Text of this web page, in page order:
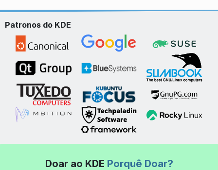
Patronos do KDE
Doar ao KDE Porquê Doar?